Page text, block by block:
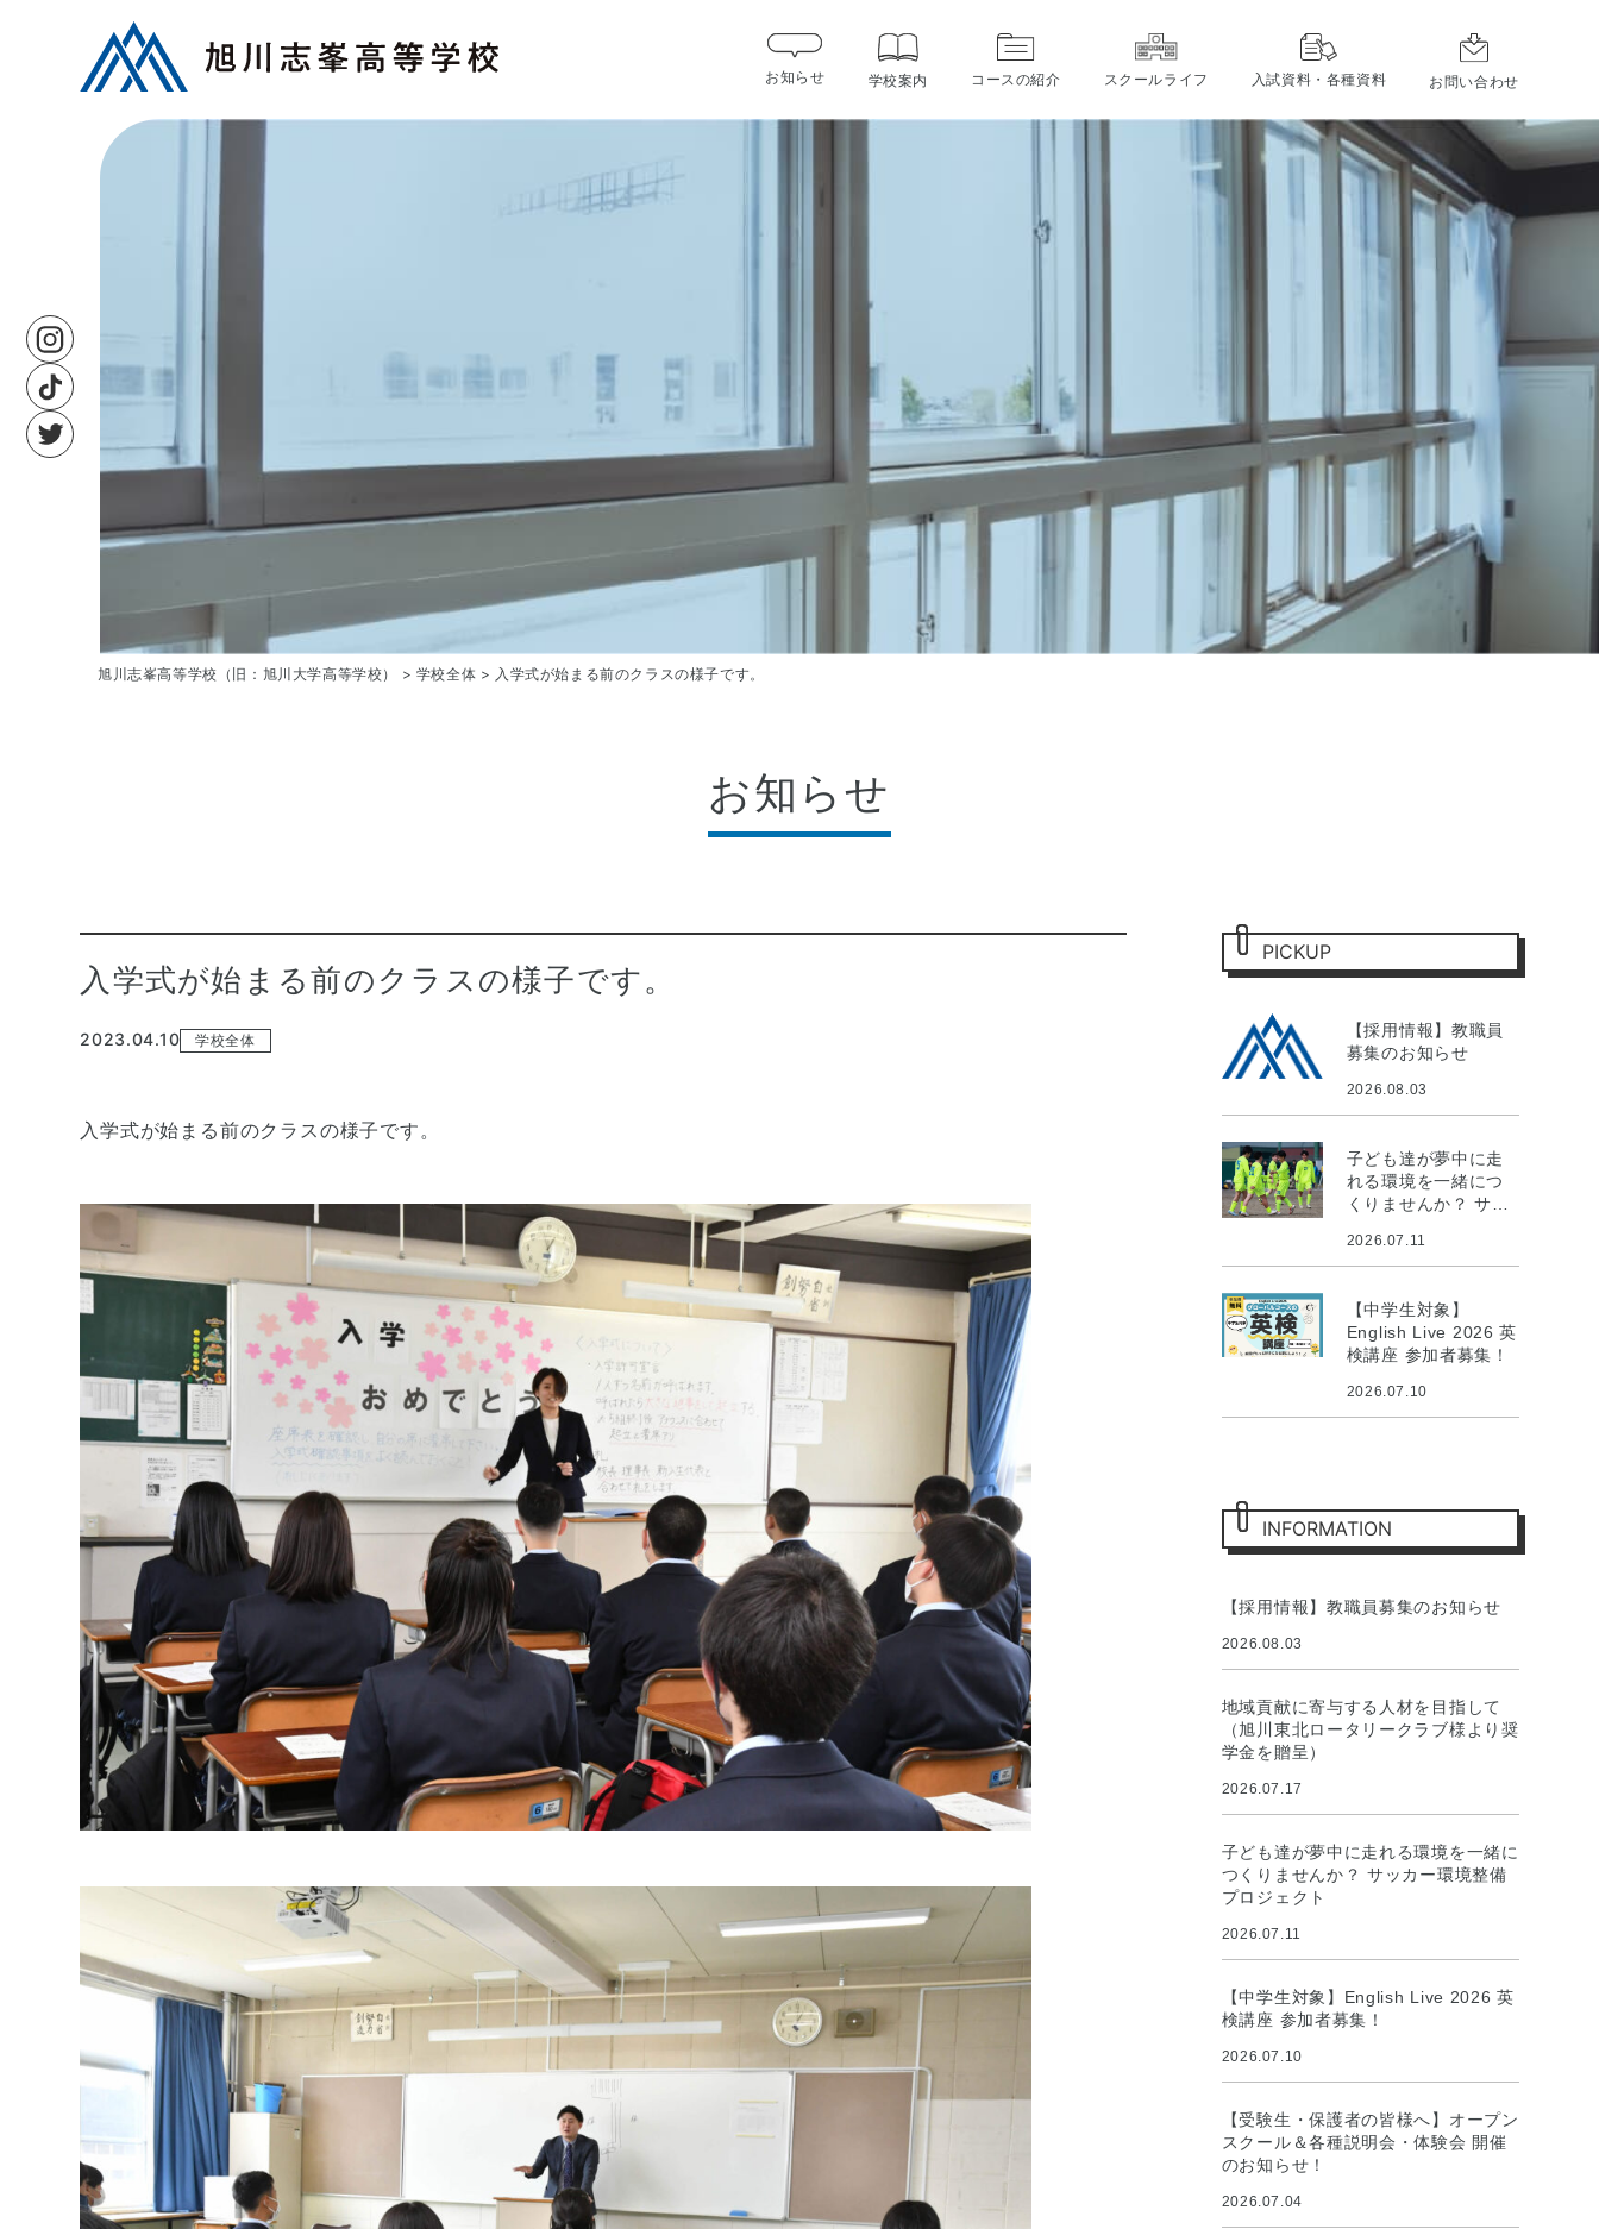
お知らせ 学校案内 コースの紹介 スクールライフ 入試資料・各種資料 お問い合わせ
旭川志峯高等学校（旧：旭川大学高等学校） > 学校全体 > 入学式が始まる前のクラスの様子です。
お知らせ
入学式が始まる前のクラスの様子です。
2023.04.10 学校全体
入学式が始まる前のクラスの様子です。
PICKUP
【採用情報】教職員
募集のお知らせ
2026.08.03
子ども達が夢中に走
れる環境を一緒につ
くりませんか？ サッ
ェクト
2026.07.11
【中学生対象】
English Live 2026 英
検講座 参加者募集！
2026.07.10
INFORMATION
【採用情報】教職員募集のお知らせ
2026.08.03
地域貢献に寄与する人材を目指して
（旭川東北ロータリークラブ様より奨
学金を贈呈）
2026.07.17
子ども達が夢中に走れる環境を一緒に
つくりませんか？ サッカー環境整備
プロジェクト
2026.07.11
【中学生対象】English Live 2026 英
検講座 参加者募集！
2026.07.10
【受験生・保護者の皆様へ】オープン
スクール＆各種説明会・体験会 開催
のお知らせ！
2026.07.04